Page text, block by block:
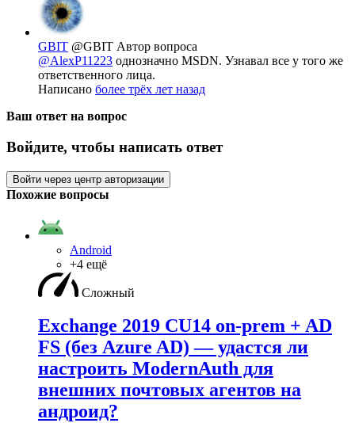
GBIT @GBIT Автор вопроса
@AlexP11223 однозначно MSDN. Узнавал все у того же
ответственного лица.
Написано более трёх лет назад
Ваш ответ на вопрос
Войдите, чтобы написать ответ
Войти через центр авторизации
Похожие вопросы
Android
+4 ещё
Сложный
Exchange 2019 CU14 on-prem + AD
FS (без Azure AD) — удаcтся ли
настроить ModernAuth для
внешних почтовых агентов на
андроид?